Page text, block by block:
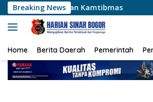
Langsung
ke
konten
Breaking News Dalam Rangka HUT RI
Home Berita Daerah Pemerintah